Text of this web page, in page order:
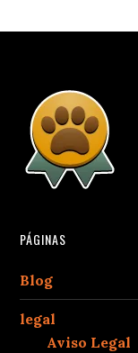
PÁGINAS
Blog
legal
Aviso Legal